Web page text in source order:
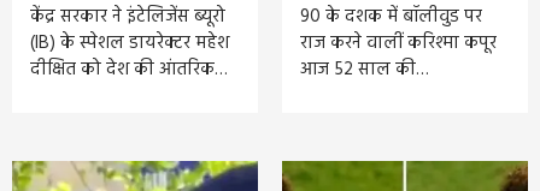
केंद्र सरकार ने इंटेलिजेंस ब्यूरो
(IB) के स्पेशल डायरेक्टर महेश
दीक्षित को देश की आंतरिक…
90 के दशक में बॉलीवुड पर
राज करने वालीं करिश्मा कपूर
आज 52 साल की…